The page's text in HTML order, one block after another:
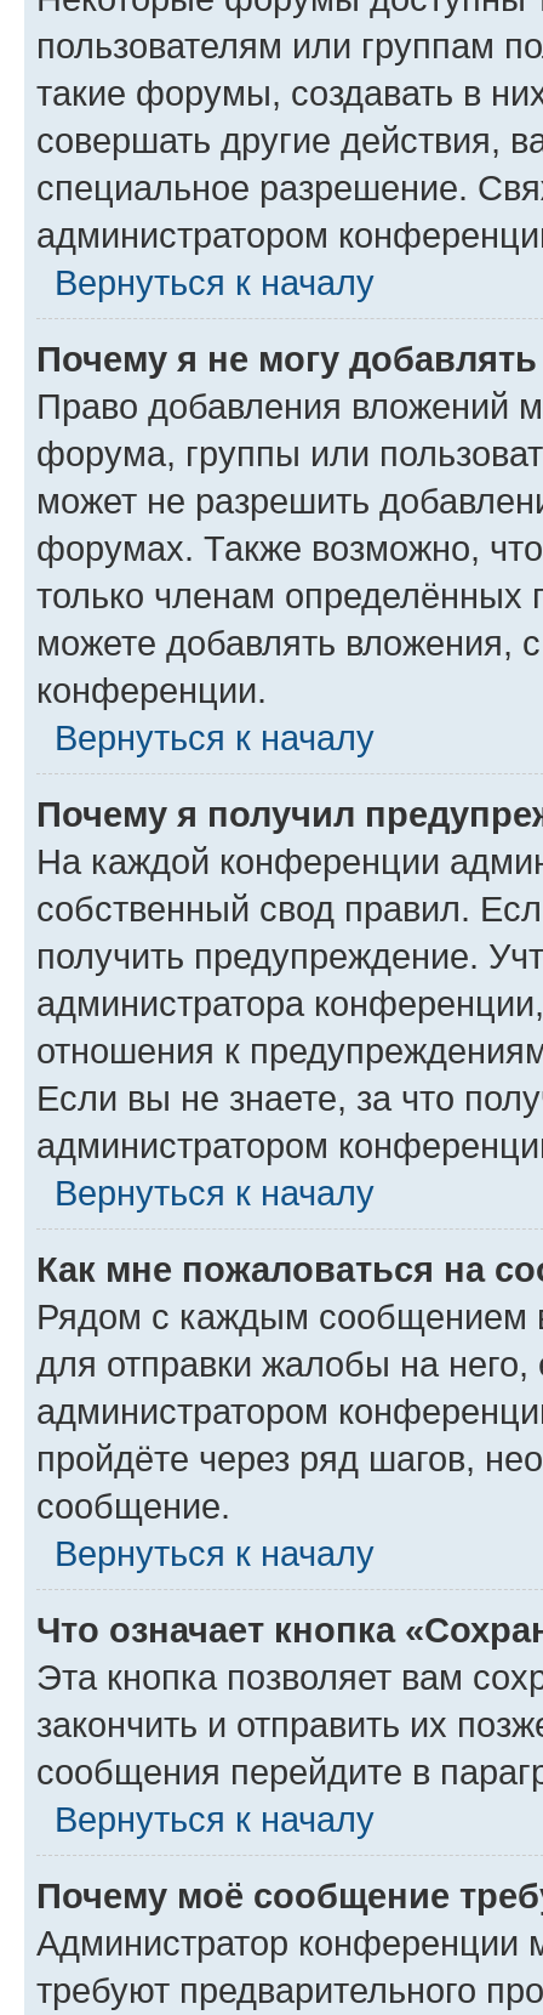
пользователям или группам
такие форумы, создавать в
совершать другие действия,
специальное разрешение.
администратором
Вернуться к началу
Почему я не могу
Право добавления вложений
форума, группы или
может не разрешить
форумах. Также возможно,
только членам определённых
можете добавлять вложения,
конференции.
Вернуться к началу
Почему я получил
На каждой конференции
собственный свод правил.
получить предупреждение.
администратора
отношения к
Если вы не знаете, за что
администратором
Вернуться к началу
Как мне пожаловаться на
Рядом с каждым сообщением
для отправки жалобы на
администратором
пройдёте через ряд шагов,
сообщение.
Вернуться к началу
Что означает кнопка
Эта кнопка позволяет вам
закончить и отправить их
сообщения перейдите в
Вернуться к началу
Почему моё сообщение
Администратор конференции
требуют предварительного